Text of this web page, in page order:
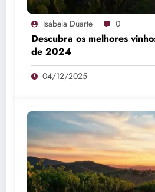
Isabela Duarte 0
Descubra os melhores
de 2024
04/12/2025